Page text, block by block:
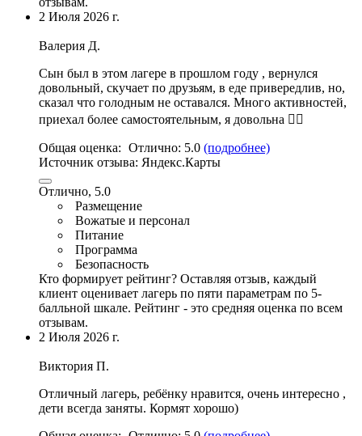
2 Июля 2026 г.
Валерия Д.
Сын был в этом лагере в прошлом году , вернулся
довольный, скучает по друзьям, в еде привередлив, но,
сказал что голодным не оставался. Много активностей,
приехал более самостоятельным, я довольна 👍🏻
Общая оценка: Отлично: 5.0 (подробнее)
Источник отзыва: Яндекс.Карты
Отлично, 5.0
Размещение
Вожатые и персонал
Питание
Программа
Безопасность
Кто формирует рейтинг? Оставляя отзыв, каждый
клиент оценивает лагерь по пяти параметрам по 5-
балльной шкале. Рейтинг - это средняя оценка по всем
отзывам.
2 Июля 2026 г.
Виктория П.
Отличный лагерь, ребёнку нравится, очень интересно ,
дети всегда заняты. Кормят хорошо)